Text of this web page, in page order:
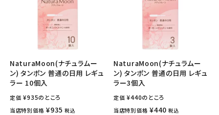
NaturaMoon(ナチュラムー
ン) タンポン 普通の日用 レギュ
ラー 10個入
定価 ¥935のところ
当店特別価格 ¥935 税込
NaturaMoon(ナチュラムー
ン) タンポン 普通の日用 レギュ
ラー3個入
定価 ¥440のところ
当店特別価格 ¥440 税込